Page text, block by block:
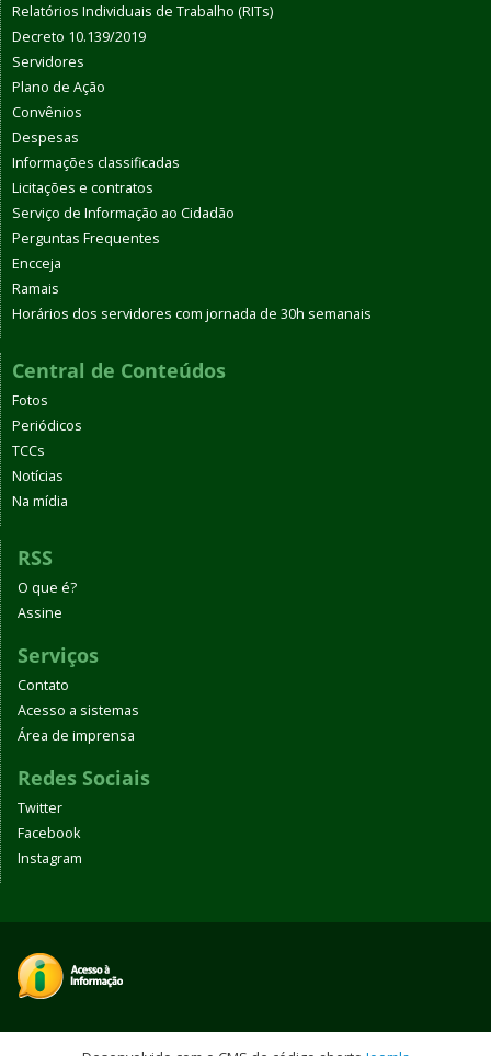
Relatórios Individuais de Trabalho (RITs)
Decreto 10.139/2019
Servidores
Plano de Ação
Convênios
Despesas
Informações classificadas
Licitações e contratos
Serviço de Informação ao Cidadão
Perguntas Frequentes
Encceja
Ramais
Horários dos servidores com jornada de 30h semanais
Central de Conteúdos
Fotos
Periódicos
TCCs
Notícias
Na mídia
RSS
O que é?
Assine
Serviços
Contato
Acesso a sistemas
Área de imprensa
Redes Sociais
Twitter
Facebook
Instagram